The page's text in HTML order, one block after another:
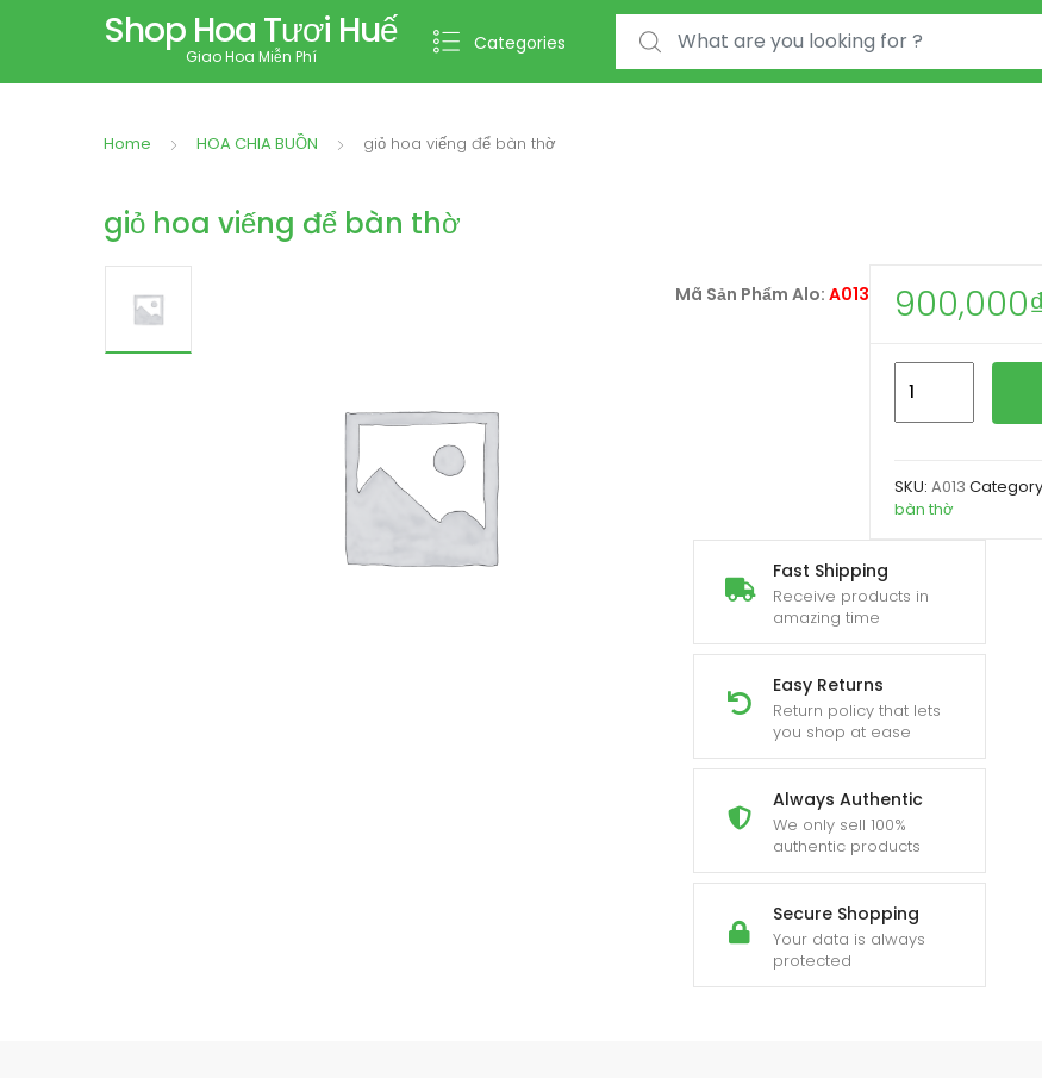
Shop Hoa Tươi Huế
Giao Hoa Miễn Phí
Categories
Search for:
Home HOA CHIA BUỒN giỏ hoa viếng để bàn thờ
giỏ hoa viếng để bàn thờ
Mã Sản Phẩm Alo: A013
Fast Shipping
Receive products in
amazing time
Easy Returns
Return policy that lets
you shop at ease
Always Authentic
We only sell 100%
authentic products
Secure Shopping
Your data is always
protected
900,000
bàn
SKU: A013
bàn thờ